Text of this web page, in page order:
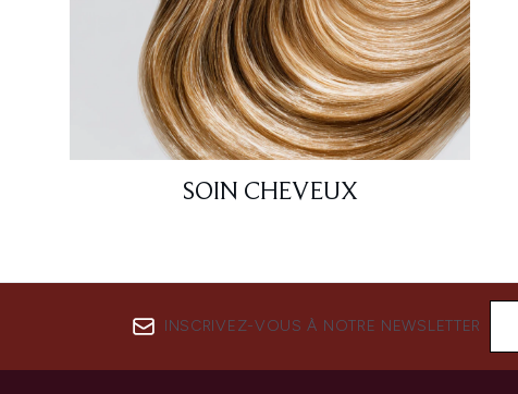
SOIN CHEVEUX
INSCRIVEZ-VOUS À NOTRE NEWSLETTER